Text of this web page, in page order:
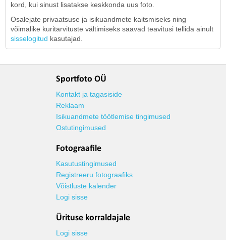
kord, kui sinust lisatakse keskkonda uus foto.
Osalejate privaatsuse ja isikuandmete kaitsmiseks ning
võimalike kuritarvituste vältimiseks saavad teavitusi tellida ainult
sisselogitud kasutajad.
Sportfoto OÜ
Kontakt ja tagasiside
Reklaam
Isikuandmete töötlemise tingimused
Ostutingimused
Fotograafile
Kasutustingimused
Registreeru fotograafiks
Võistluste kalender
Logi sisse
Ürituse korraldajale
Logi sisse